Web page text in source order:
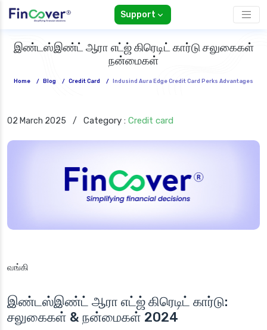
Support
இண்டஸ்இண்ட் ஆரா எட்ஜ் கிரெடிட் கார்டு சலுகைகள்
நன்மைகள்
Home / Blog / Credit Card / Indusind Aura Edge Credit Card Perks Advantages
02 March 2025 / Category : Credit card
வங்கி
இண்டஸ்இண்ட் ஆரா எட்ஜ் கிரெடிட் கார்டு:
சலுகைகள் & நன்மைகள் 2024